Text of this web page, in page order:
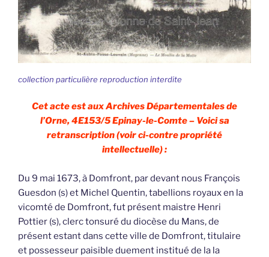
collection particulière reproduction interdite
Cet acte est aux Archives Départementales de
l’Orne, 4E153/5 Epinay-le-Comte – Voici sa
retranscription (voir ci-contre propriété
intellectuelle) :
Du 9 mai 1673, à Domfront, par devant nous François
Guesdon (s) et Michel Quentin, tabellions royaux en la
vicomté de Domfront, fut présent maistre Henri
Pottier (s), clerc tonsuré du diocèse du Mans, de
présent estant dans cette ville de Domfront, titulaire
et possesseur paisible duement institué de la la